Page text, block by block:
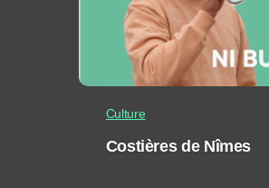
Culture
Costières de Nîmes